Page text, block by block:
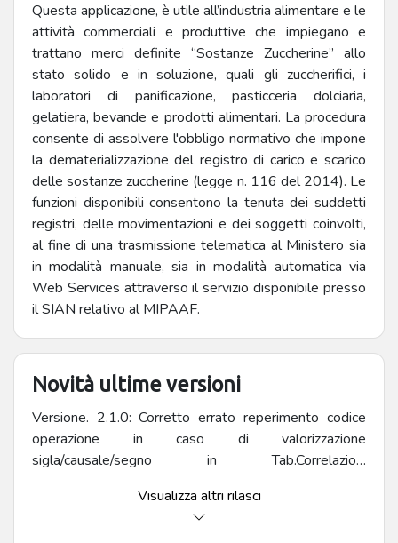
Questa applicazione, è utile all’industria alimentare e le
attività commerciali e produttive che impiegano e
trattano merci definite “Sostanze Zuccherine” allo
stato solido e in soluzione, quali gli zuccherifici, i
laboratori di panificazione, pasticceria dolciaria,
gelatiera, bevande e prodotti alimentari. La procedura
consente di assolvere l'obbligo normativo che impone
la dematerializzazione del registro di carico e scarico
delle sostanze zuccherine (legge n. 116 del 2014). Le
funzioni disponibili consentono la tenuta dei suddetti
registri, delle movimentazioni e dei soggetti coinvolti,
al fine di una trasmissione telematica al Ministero sia
in modalità manuale, sia in modalità automatica via
Web Services attraverso il servizio disponibile presso
il SIAN relativo al MIPAAF.
Novità ultime versioni
Versione. 2.1.0: Corretto errato reperimento codice
operazione in caso di valorizzazione
sigla/causale/segno in Tab.Correlazioni
valorizzazione in archivio Registro Movimenti;
Modificata schermata di visualizzazione ed inserimento
Visualizza altri rilasci